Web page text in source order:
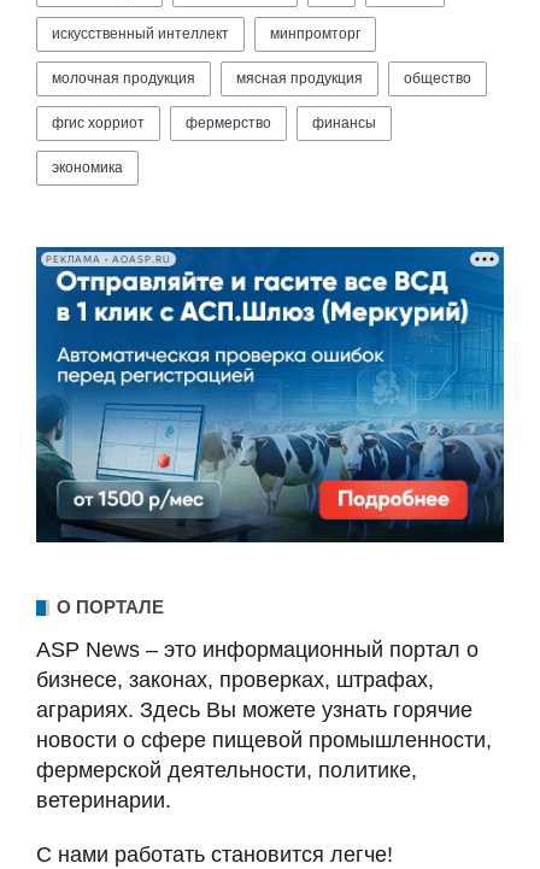
искусственный интеллект минпромторг
молочная продукция мясная продукция общество
фгис хорриот фермерство финансы
экономика
РЕКЛАМА • AOASP.RU
О ПОРТАЛЕ
ASP News – это информационный портал о
бизнесе, законах, проверках, штрафах,
аграриях. Здесь Вы можете узнать горячие
новости о сфере пищевой промышленности,
фермерской деятельности, политике,
ветеринарии.
С нами работать становится легче!